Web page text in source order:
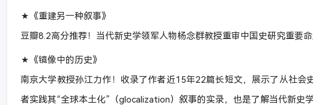
★《重建另一种叙事》
豆瓣8.2高分推荐！当代新史学领军人物杨念群教授重审中国史研究重要命
★《镜像中的历史》
南京大学教授孙江力作！收录了作者近15年22篇长短文，展示了从社
者实践其“全球本土化”（glocalization）叙事的实录，也是了解当代新史学